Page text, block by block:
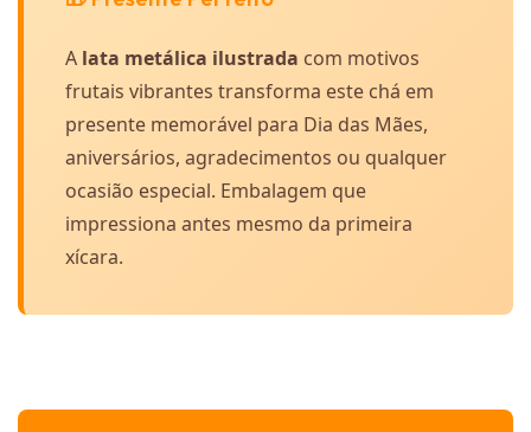
A lata metálica ilustrada com motivos
frutais vibrantes transforma este chá em
presente memorável para Dia das Mães,
aniversários, agradecimentos ou qualquer
ocasião especial. Embalagem que
impressiona antes mesmo da primeira
xícara.